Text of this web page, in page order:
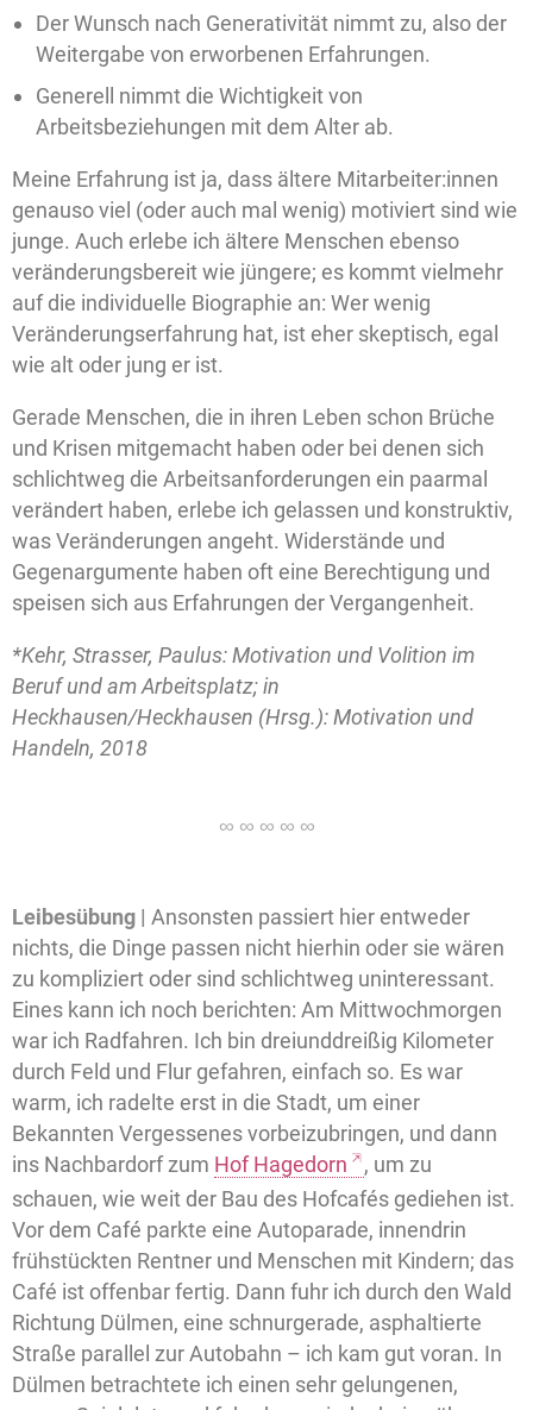
Der Wunsch nach Generativität nimmt zu, also der
Weitergabe von erworbenen Erfahrungen.
Generell nimmt die Wichtigkeit von
Arbeitsbeziehungen mit dem Alter ab.
Meine Erfahrung ist ja, dass ältere Mitarbeiter:innen
genauso viel (oder auch mal wenig) motiviert sind wie
junge. Auch erlebe ich ältere Menschen ebenso
veränderungsbereit wie jüngere; es kommt vielmehr
auf die individuelle Biographie an: Wer wenig
Veränderungserfahrung hat, ist eher skeptisch, egal
wie alt oder jung er ist.
Gerade Menschen, die in ihren Leben schon Brüche
und Krisen mitgemacht haben oder bei denen sich
schlichtweg die Arbeitsanforderungen ein paarmal
verändert haben, erlebe ich gelassen und konstruktiv,
was Veränderungen angeht. Widerstände und
Gegenargumente haben oft eine Berechtigung und
speisen sich aus Erfahrungen der Vergangenheit.
*Kehr, Strasser, Paulus: Motivation und Volition im
Beruf und am Arbeitsplatz; in
Heckhausen/Heckhausen (Hrsg.): Motivation und
Handeln, 2018
Leibesübung | Ansonsten passiert hier entweder
nichts, die Dinge passen nicht hierhin oder sie wären
zu kompliziert oder sind schlichtweg uninteressant.
Eines kann ich noch berichten: Am Mittwochmorgen
war ich Radfahren. Ich bin dreiunddreißig Kilometer
durch Feld und Flur gefahren, einfach so. Es war
warm, ich radelte erst in die Stadt, um einer
Bekannten Vergessenes vorbeizubringen, und dann
ins Nachbardorf zum Hof Hagedorn
, um zu
schauen, wie weit der Bau des Hofcafés gediehen ist.
Vor dem Café parkte eine Autoparade, innendrin
frühstückten Rentner und Menschen mit Kindern; das
Café ist offenbar fertig. Dann fuhr ich durch den Wald
Richtung Dülmen, eine schnurgerade, asphaltierte
Straße parallel zur Autobahn – ich kam gut voran. In
Dülmen betrachtete ich einen sehr gelungenen,